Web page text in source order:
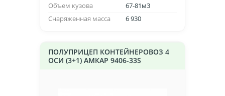
Объем кузова
67-81м3
Снаряженная масса
6 930
ПОЛУПРИЦЕП КОНТЕЙНЕРОВОЗ 4
ОСИ (3+1) АМКАР 9406-33S